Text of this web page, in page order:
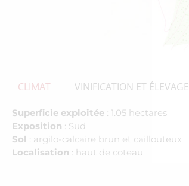
CLIMAT VINIFICATION ET ÉLEVAGE
Superficie exploitée : 1.05 hectares
Exposition : Sud
Sol : argilo-calcaire brun et caillouteux
Localisation : haut de coteau